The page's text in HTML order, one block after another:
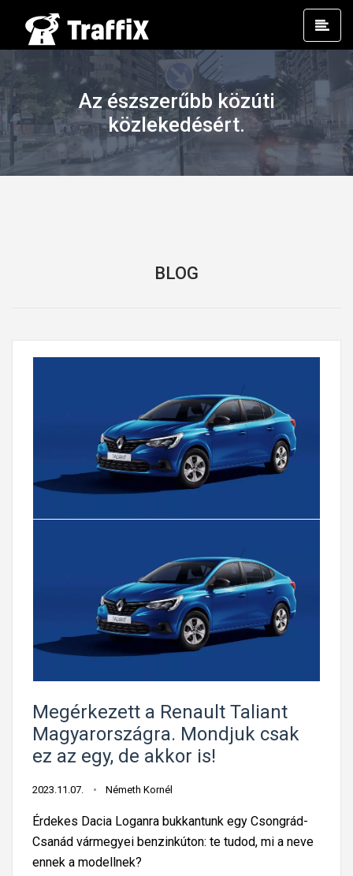
Az észszerűbb közúti
közlekedésért.
BLOG
Megérkezett a Renault Taliant
Magyarországra. Mondjuk csak
ez az egy, de akkor is!
2023.11.07. Németh Kornél
Érdekes Dacia Loganra bukkantunk egy Csongrád-
Csanád vármegyei benzinkúton: te tudod, mi a neve
ennek a modellnek?